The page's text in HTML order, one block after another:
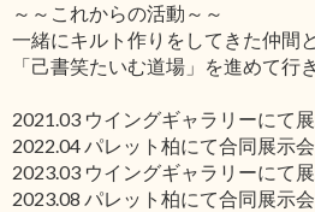
～～これからの活動～～
一緒にキルト作りをしてきた仲間と
「己書笑たいむ道場」を進めて行
2021.03 ウイングギャラリーにて
2022.04 パレット柏にて合同展示会
2023.03 ウイングギャラリーにて
2023.08 パレット柏にて合同展示会